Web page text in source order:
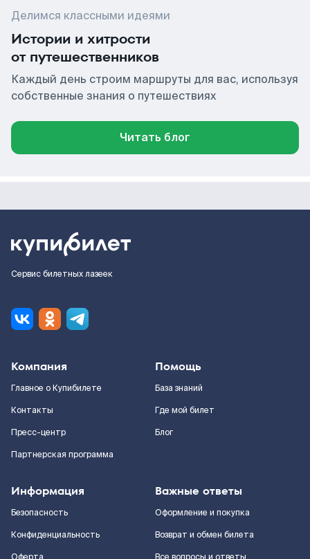
Делимся классными идеями
Истории и хитрости
от путешественников
Каждый день строим маршруты для вас, используя
собственные знания о путешествиях
Читать блог
Сервис билетных лазеек
Компания
Главное о Купибилете
Контакты
Пресс-центр
Партнерская программа
Помощь
База знаний
Где мой билет
Блог
Информация
Безопасность
Конфиденциальность
Важные ответы
Оформление и покупка
Возврат и обмен билета